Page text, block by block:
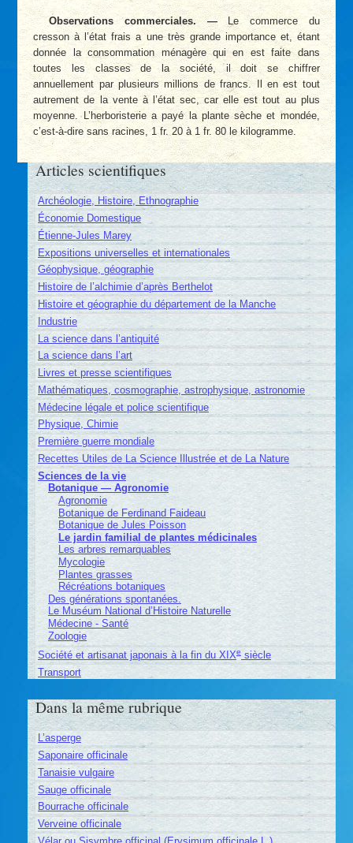
Observations commerciales. —Le commerce du
cresson à l’état frais a une très grande importance et, étant
donnée la consommation ménagère qui en est faite dans
toutes les classes de la société, il doit se chiffrer
annuellement par plusieurs millions de francs. Il en est tout
autrement de la vente à l’état sec, car elle est tout au plus
moyenne. L’herboristerie a payé la plante sèche et mondée,
c’est-à-dire sans racines, 1 fr. 20 à 1 fr. 80 le kilogramme.
Articles scientifiques
Archéologie, Histoire, Ethnographie
Économie Domestique
Étienne-Jules Marey
Expositions universelles et internationales
Géophysique, géographie
Histoire de l’alchimie d’après Berthelot
Histoire et géographie du département de la Manche
Industrie
La science dans l’antiquité
La science dans l’art
Livres et presse scientifiques
Mathématiques, cosmographie, astrophysique, astronomie
Médecine légale et police scientifique
Physique, Chimie
Première guerre mondiale
Recettes Utiles de La Science Illustrée et de La Nature
Sciences de la vie
Botanique — Agronomie
Agronomie
Botanique de Ferdinand Faideau
Botanique de Jules Poisson
Le jardin familial de plantes médicinales
Les arbres remarquables
Mycologie
Plantes grasses
Récréations botaniques
Des générations spontanées.
Le Muséum National d’Histoire Naturelle
Médecine - Santé
Zoologie
Société et artisanat japonais à la fin du XIXesiècle
Transport
Dans la même rubrique
L’asperge
Saponaire officinale
Tanaisie vulgaire
Sauge officinale
Bourrache officinale
Verveine officinale